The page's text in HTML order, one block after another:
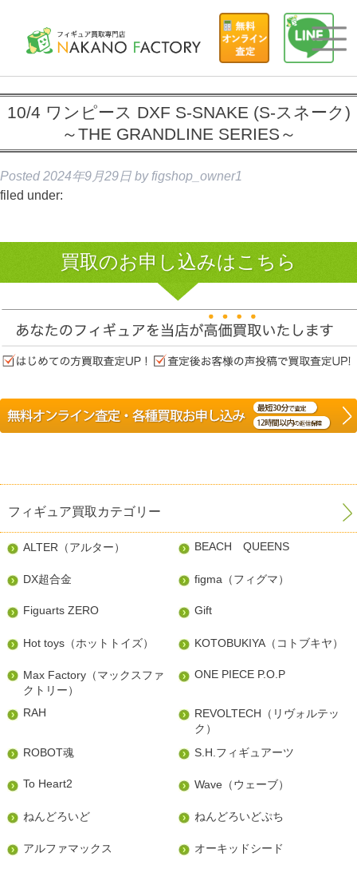
10/4 ワンピース DXF S-SNAKE (S-スネーク)
～THE GRANDLINE SERIES～
Posted 2024年9月29日 by figshop_owner1
filed under:
買取のお申し込みはこちら
フィギュア買取カテゴリー
ALTER（アルター） BEACH QUEENS
DX超合金 figma（フィグマ）
Figuarts ZERO Gift
Hot toys（ホットトイズ） KOTOBUKIYA（コトブキヤ）
Max Factory（マックスファ
クトリー）
ONE PIECE P.O.P
RAH
REVOLTECH（リヴォルテッ
ク）
ROBOT魂
S.H.フィギュアーツ
To Heart2 Wave（ウェーブ）
ねんどろいど ねんどろいどぷち
アルファマックス オーキッドシード